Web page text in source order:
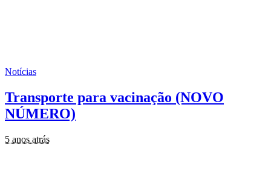
Notícias
Transporte para vacinação (NOVO
NÚMERO)
5 anos atrás